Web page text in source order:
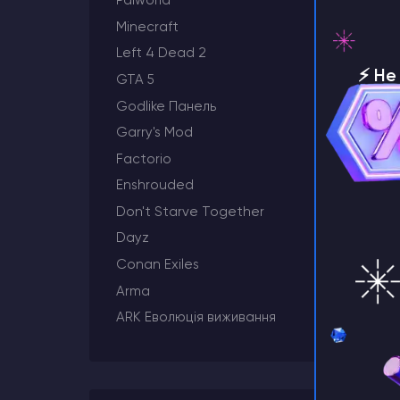
Minecraft
Left 4 Dead 2
GTA 5
Godlike Панель
Garry's Mod
Factorio
Enshrouded
Don't Starve Together
Dayz
Conan Exiles
Arma
ARK Еволюція виживання
⚡️